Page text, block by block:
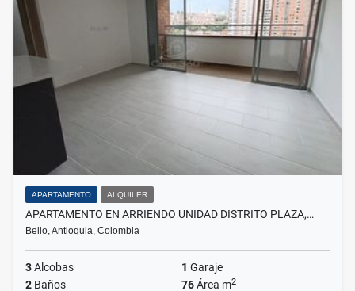
APARTAMENTO ALQUILER
APARTAMENTO EN ARRIENDO UNIDAD DISTRITO PLAZA,…
Bello, Antioquia, Colombia
3Alcobas 1 Garaje
2 Baños 76Área m2